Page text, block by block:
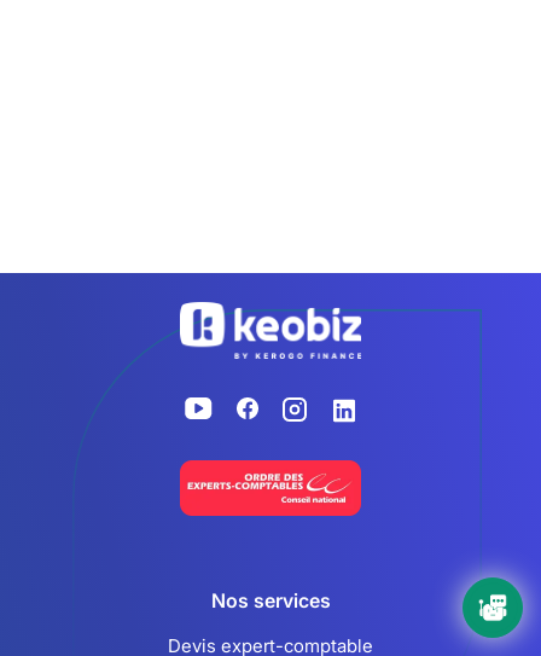
Accueil
Nos services
Devis expert-comptable